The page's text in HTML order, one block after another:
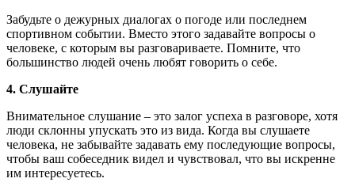
Забудьте о дежурных диалогах о погоде или последнем
спортивном событии. Вместо этого задавайте вопросы о
человеке, с которым вы разговариваете. Помните, что
большинство людей очень любят говорить о себе.
4. Слушайте
Внимательное слушание – это залог успеха в разговоре, хотя
люди склонны упускать это из вида. Когда вы слушаете
человека, не забывайте задавать ему последующие вопросы,
чтобы ваш собеседник видел и чувствовал, что вы искренне
им интересуетесь.